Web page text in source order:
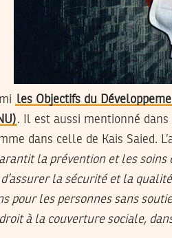
les Objectifs du
. Il est aussi mentionné dans
dans celle de Kais Saied.
la prévention et les soins
la sécurité et la
pour les personnes sans
à la couverture sociale,